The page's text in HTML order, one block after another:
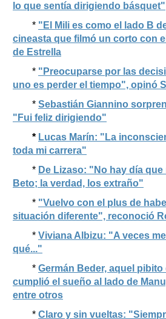
lo que sentía dirigiendo básquet"
* "El Mili es como el lado B
cineasta que filmó un corto con
de Estrella
* "Preocuparse por las
uno es perder el tiempo", opinó
* Sebastián Giannino
"Fui feliz dirigiendo"
* Lucas Marín: "La
toda mi carrera"
* De Lizaso: "No hay día
Beto; la verdad, los extraño"
* "Vuelvo con el plus de
situación diferente", reconoció
* Viviana Albizu: "A veces
qué..."
* Germán Beder, aquel
cumplió el sueño al lado de
entre otros
* Claro y sin vueltas: